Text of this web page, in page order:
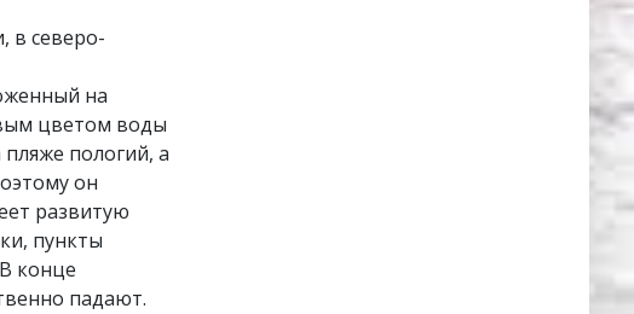
в северо-
на
цветом воды
пологий, а
он
развитую
пункты
конце
падают.